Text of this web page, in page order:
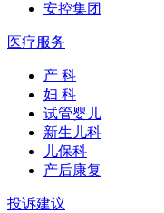
安控集团
医疗服务
产 科
妇 科
试管婴儿
新生儿科
儿保科
产后康复
投诉建议